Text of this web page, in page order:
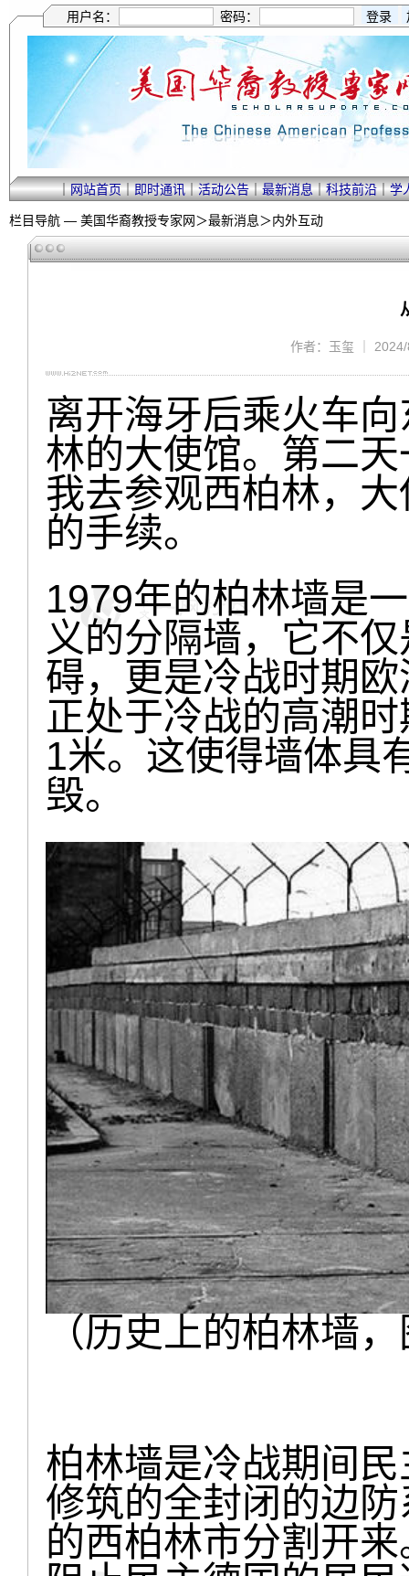
用户名： 密码：
｜网站首页｜即时通讯｜活动公告｜最新消息｜科技前沿｜学
栏目导航 — 美国华裔教授专家网＞最新消息＞内外互动
作者：玉玺 ｜
离开海牙后乘火车
林的大使馆。第二
我去参观西柏林，
的手续。
1979年的柏林墙是
义的分隔墙，它不
碍，更是冷战时期
正处于冷战的高潮
1米。这使得墙体具
毁。
（历史上的柏林墙
柏林墙是冷战期间
修筑的全封闭的边
的西柏林市分割开